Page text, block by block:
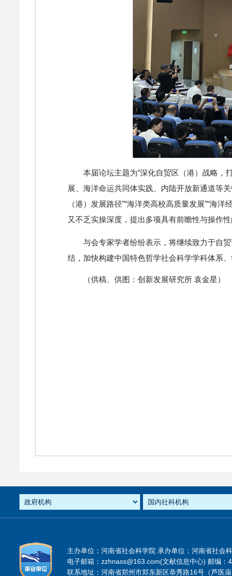
本届论坛主题为“深化自贸区（港）战略，
展、海洋命运共同体实践、内陆开放新通道等
（港）发展路径”“海洋类高校高质量发展”“海
又不乏实操深度，提出多项具有前瞻性与操作性
与会专家学者纷纷表示，将继续致力于自
结，加快构建中国特色哲学社会科学学科体系、
（供稿、供图：创新发展研究所 袁金星 ）
主办单位：河南省社会科学院 承办单位：河南省社会
电子邮箱：zzhnass@163.com(文献信息中心) 邮编：
联系地址：河南省郑州市郑东新区恭秀路16号（芦医